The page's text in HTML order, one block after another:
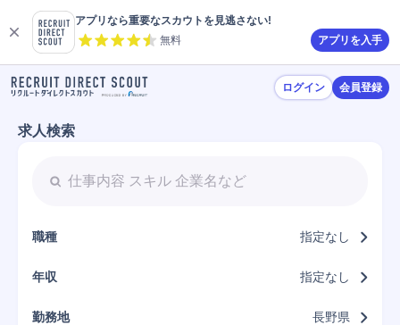
アプリなら重要なスカウトを見逃さない!
無料
アプリを入手
ログイン 会員登録
求人検索
職種 指定なし
年収 指定なし
勤務地 長野県